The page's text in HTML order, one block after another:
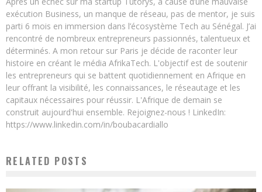
exécution Business, un manque de réseau, pas de mentor, je suis
parti 6 mois en immersion dans l’écosystème Tech au Sénégal. J’ai
rencontré de nombreux entrepreneurs passionnés, talentueux et
déterminés. A mon retour sur Paris je décide de raconter leur
histoire en créant le média AfrikaTech. L'objectif est de soutenir
les entrepreneurs qui se battent quotidiennement en Afrique en
leur offrant la visibilité, les connaissances, le réseautage et les
capitaux nécessaires pour réussir. L'Afrique de demain se
construit aujourd'hui ensemble. Rejoignez-nous ! LinkedIn:
https://www.linkedin.com/in/boubacardiallo
RELATED POSTS